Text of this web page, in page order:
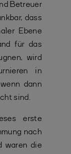
Betreuer
dass
Ebene
für das
wird
in
dann
sind.
erste
nach
waren die